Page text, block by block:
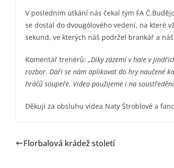
V posledním utkání nás čekal tým FA
se dostal do dvougólového vedení, na které
sekund, ve kterých náš podržel brankář a
Komentář trenérů: „Díky zázemí v hale v
rozbor. Daří se nám aplikovat do hry naučené
hráčů soupeře. Video použijeme i na
Děkuji za obsluhu videa Naty Štroblové a
Florbalová krádež století